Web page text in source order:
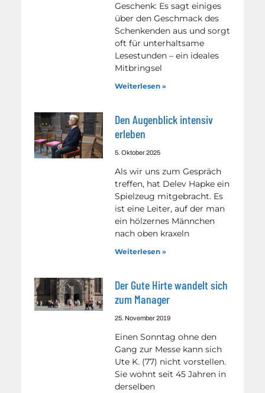
Geschenk: Es sagt einiges
über den Geschmack des
Schenkenden aus und sorgt
oft für unterhaltsame
Lesestunden – ein ideales
Mitbringsel
Weiterlesen »
Den Augenblick intensiv
erleben
5. Oktober 2025
Als wir uns zum Gespräch
treffen, hat Delev Hapke ein
Spielzeug mitgebracht. Es
ist eine Leiter, auf der man
ein hölzernes Männchen
nach oben kraxeln
Weiterlesen »
Der Gute Hirte wandelt sich
zum Manager
25. November 2019
Einen Sonntag ohne den
Gang zur Messe kann sich
Ute K. (77) nicht vorstellen.
Sie wohnt seit 45 Jahren in
derselben